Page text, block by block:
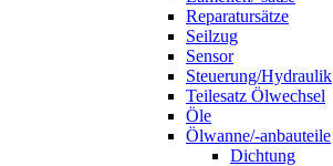
Reparatursätze
Seilzug
Sensor
Steuerung/Hydraulik
Teilesatz Ölwechsel
Öle
Ölwanne/-anbauteile
Dichtung